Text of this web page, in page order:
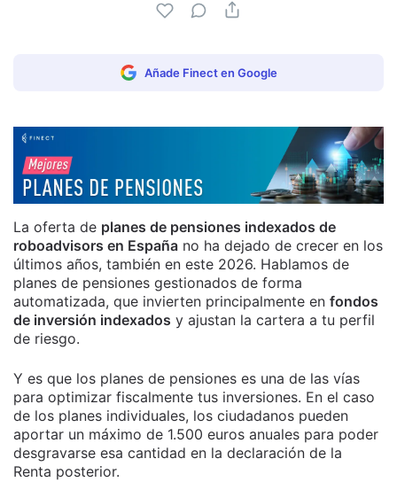
Añade Finect en Google
La oferta de planes de pensiones indexados de
roboadvisors en España no ha dejado de crecer en los
últimos años, también en este 2026. Hablamos de
planes de pensiones gestionados de forma
automatizada, que invierten principalmente en fondos
de inversión indexados y ajustan la cartera a tu perfil
de riesgo.
Y es que los planes de pensiones es una de las vías
para optimizar fiscalmente tus inversiones. En el caso
de los planes individuales, los ciudadanos pueden
aportar un máximo de 1.500 euros anuales para poder
desgravarse esa cantidad en la declaración de la
Renta posterior.